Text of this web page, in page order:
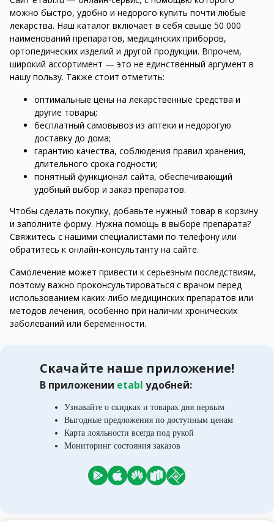
можно быстро, удобно и недорого купить почти любые
лекарства. Наш каталог включает в себя свыше 50 000
наименований препаратов, медицинских приборов,
ортопедических изделий и другой продукции. Впрочем,
широкий ассортимент — это не единственный аргумент в
нашу пользу. Также стоит отметить:
оптимальные цены на лекарственные средства и
другие товары;
бесплатный самовывоз из аптеки и недорогую
доставку до дома;
гарантию качества, соблюдения правил хранения,
длительного срока годности;
понятный функционал сайта, обеспечивающий
удобный выбор и заказ препаратов.
Чтобы сделать покупку, добавьте нужный товар в корзину
и заполните форму. Нужна помощь в выборе препарата?
Свяжитесь с нашими специалистами по телефону или
обратитесь к онлайн-консультанту на сайте.
Самолечение может привести к серьезным последствиям,
поэтому важно проконсультироваться с врачом перед
использованием каких-либо медицинских препаратов или
методов лечения, особенно при наличии хронических
заболеваний или беременности.
Скачайте наше приложение!
В приложении etabl удобней:
Узнавайте о скидках и товарах дня первым
Выгодные предложения по доступным ценам
Карта лояльности всегда под рукой
Мониторинг состояния заказов